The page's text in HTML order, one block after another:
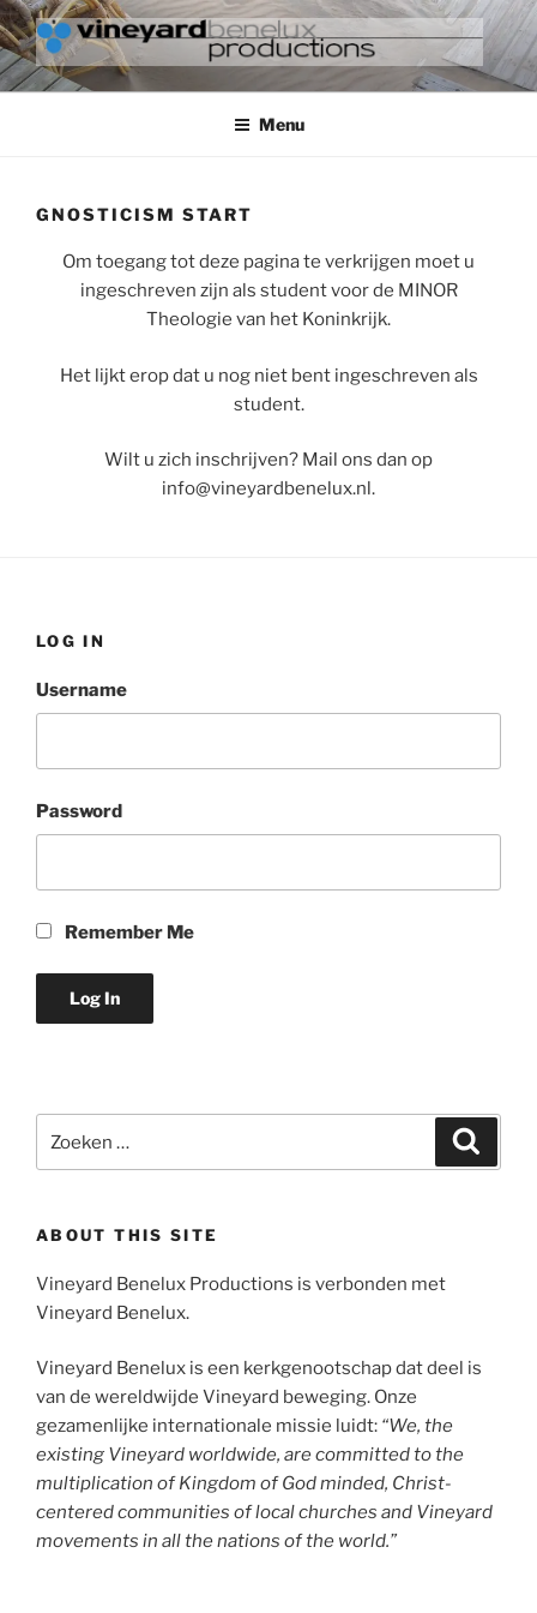
Ga
naar
de
inhoudVINEYARD BENELUX
PRODUCTIONSMenu
GNOSTICISM START
Om toegang tot deze pagina te verkrijgen moet u
ingeschreven zijn als student voor de MINOR
Theologie van het Koninkrijk.
Het lijkt erop dat u nog niet bent ingeschreven als
student.
Wilt u zich inschrijven? Mail ons dan op
info@vineyardbenelux.nl.
LOG IN
Username
Password
Remember Me
naar:
ABOUT THIS SITE
Vineyard Benelux Productions is verbonden met
Vineyard Benelux.
Vineyard Benelux is een kerkgenootschap dat deel is
van de wereldwijde Vineyard beweging. Onze
gezamenlijke internationale missie luidt: “We, the
existing Vineyard worldwide, are committed to the
multiplication of Kingdom of God minded, Christ-
centered communities of local churches and Vineyard
movements in all the nations of the world.”